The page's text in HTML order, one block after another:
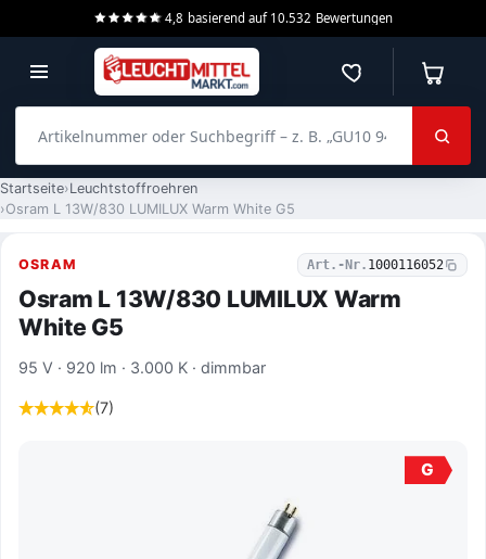
4,8 basierend auf 10.532 Bewertungen
Merkzettel
Startseite Leuchtstoffroehren
Osram L 13W/830 LUMILUX Warm White G5
OSRAM Art.-Nr. 1000116052
Osram L 13W/830 LUMILUX Warm
White G5
95 V · 920 lm · 3.000 K · dimmbar
(7)
G